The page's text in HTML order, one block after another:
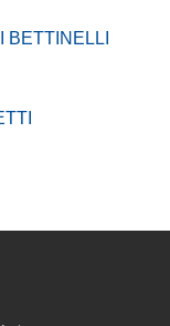
BETTINELLI